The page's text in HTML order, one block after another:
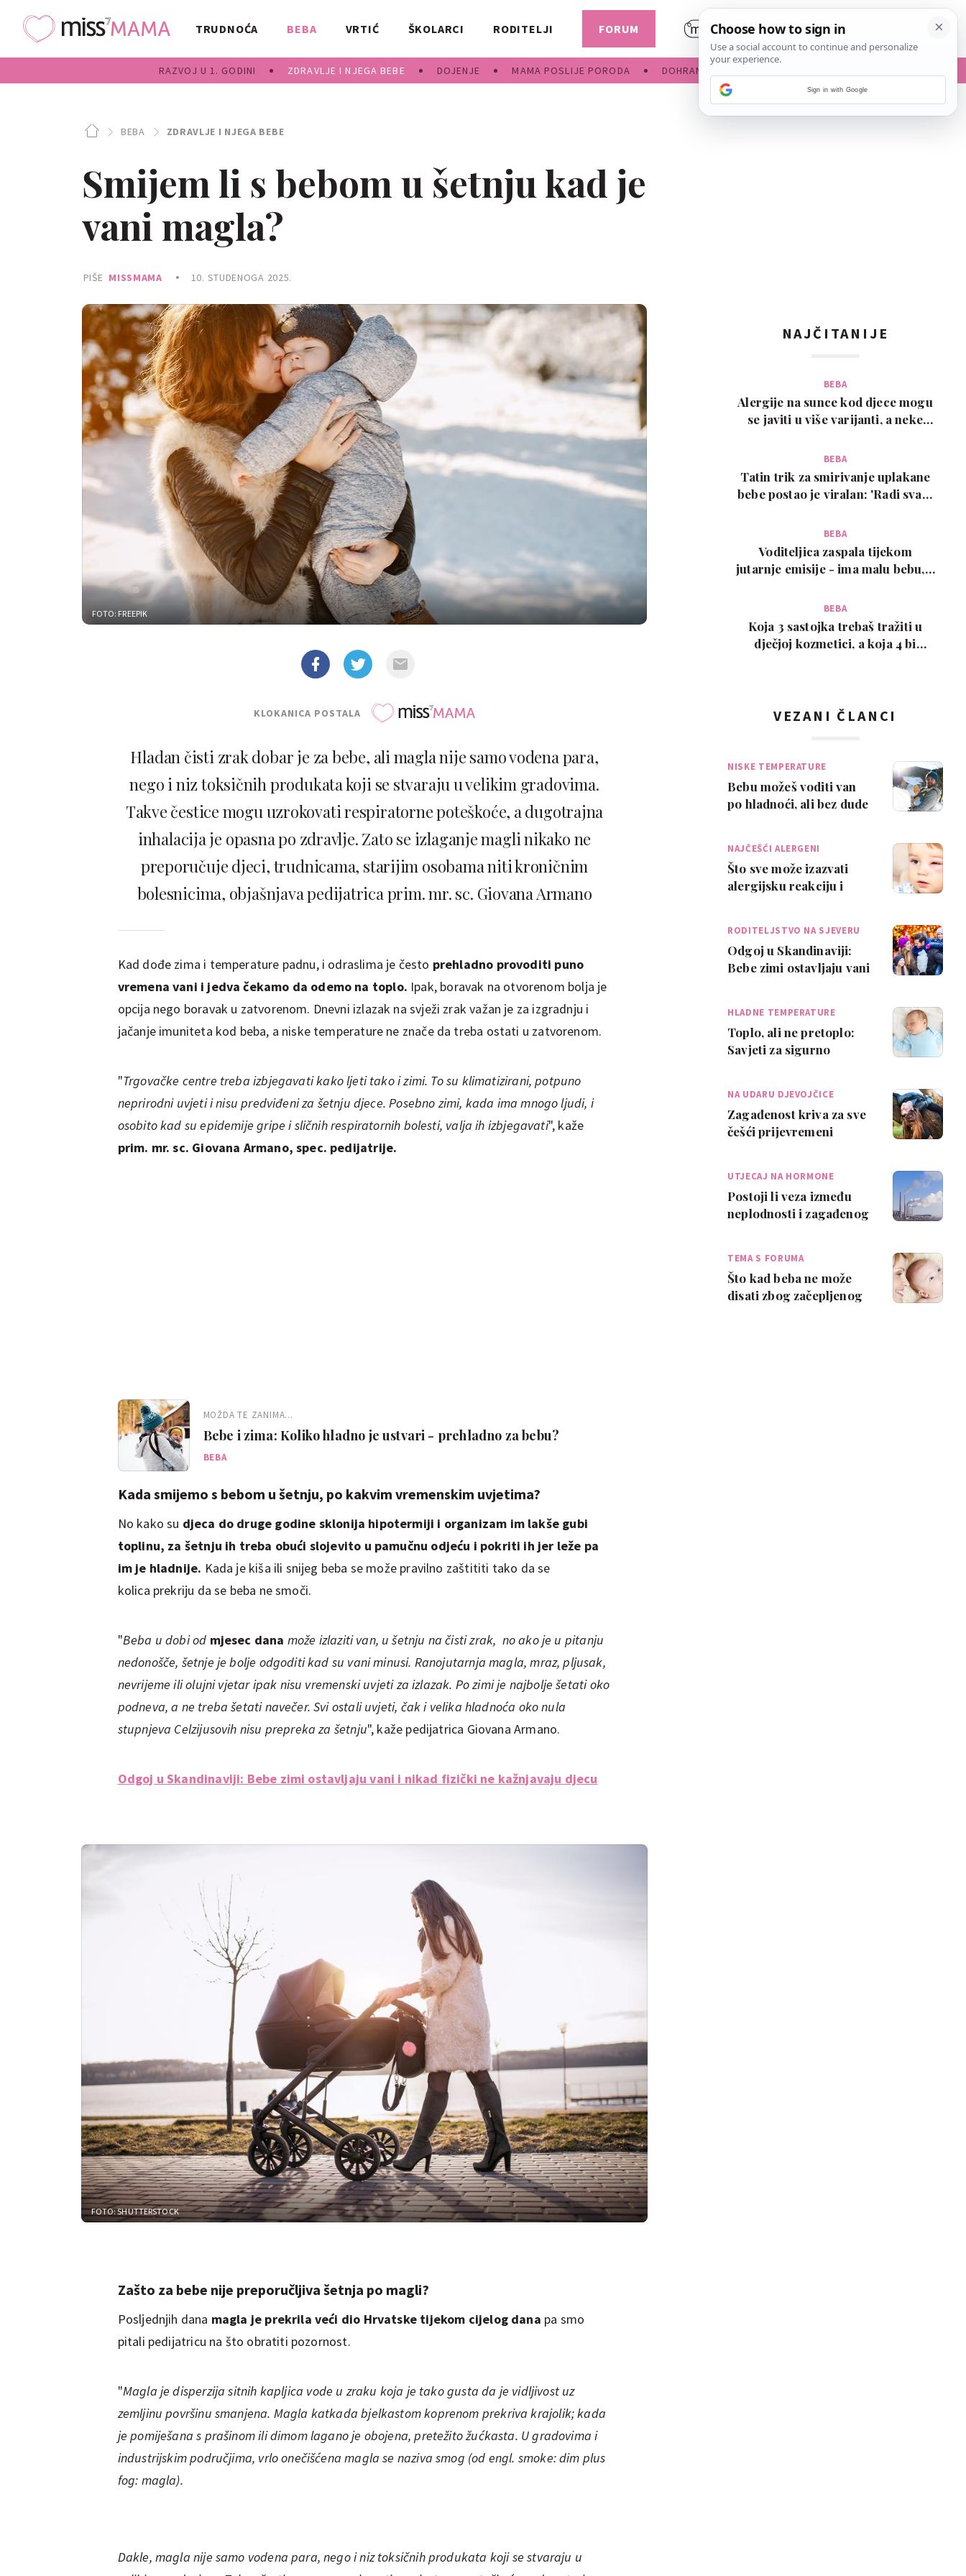
TRUDNOĆA BEBA
RAZVOJ U 1. GODINI ZDRAVLJE I NJEGA BEBE DOJENJE MAMA POSLIJE PORODA DOHRANA
VRTIĆ ŠKOLARCI RODITELJI FORUM
BEBA ZDRAVLJE I NJEGA BEBE
Smijem li s bebom u šetnju kad je
vani magla?
PIŠE MISSMAMA 10. STUDENOGA 2025.
FOTO: FREEPIK
KLOKANICA POSTALA
Hladan čisti zrak dobar je za bebe, ali magla nije samo vodena para,
nego i niz toksičnih produkata koji se stvaraju u velikim gradovima.
Takve čestice mogu uzrokovati respiratorne poteškoće, a dugotrajna
inhalacija je opasna po zdravlje. Zato se izlaganje magli nikako ne
preporučuje djeci, trudnicama, starijim osobama niti kroničnim
bolesnicima, objašnjava pedijatrica prim. mr. sc. Giovana Armano
Kad dođe zima i temperature padnu, i odraslima je često prehladno provoditi puno
vremena vani i jedva čekamo da odemo na toplo. Ipak, boravak na otvorenom bolja je
opcija nego boravak u zatvorenom. Dnevni izlazak na svježi zrak važan je za izgradnju i
jačanje imuniteta kod beba, a niske temperature ne znače da treba ostati u zatvorenom.
"Trgovačke centre treba izbjegavati kako ljeti tako i zimi. To su klimatizirani, potpuno
neprirodni uvjeti i nisu predviđeni za šetnju djece. Posebno zimi, kada ima mnogo ljudi, i
osobito kad su epidemije gripe i sličnih respiratornih bolesti, valja ih izbjegavati", kaže
prim. mr. sc. Giovana Armano, spec. pedijatrije.
MOŽDA TE ZANIMA...
Bebe i zima: Koliko hladno je ustvari - prehladno za bebu?
BEBA
Kada smijemo s bebom u šetnju, po kakvim vremenskim uvjetima?
No kako su djeca do druge godine sklonija hipotermiji i organizam im lakše gubi
toplinu, za šetnju ih treba obući slojevito u pamučnu odjeću i pokriti ih jer leže pa
im je hladnije. Kada je kiša ili snijeg beba se može pravilno zaštititi tako da se
kolica prekriju da se beba ne smoči.
"Beba u dobi od mjesec dana može izlaziti van, u šetnju na čisti zrak, no ako je u pitanju
nedonošče, šetnje je bolje odgoditi kad su vani minusi. Ranojutarnja magla, mraz, pljusak,
nevrijeme ili olujni vjetar ipak nisu vremenski uvjeti za izlazak. Po zimi je najbolje šetati oko
podneva, a ne treba šetati navečer. Svi ostali uvjeti, čak i velika hladnoća oko nula
stupnjeva Celzijusovih nisu prepreka za šetnju", kaže pedijatrica Giovana Armano.
Odgoj u Skandinaviji: Bebe zimi ostavljaju vani i nikad fizički ne kažnjavaju djecu
FOTO: SHUTTERSTOCK
Zašto za bebe nije preporučljiva šetnja po magli?
Posljednjih dana magla je prekrila veći dio Hrvatske tijekom cijelog dana pa smo
pitali pedijatricu na što obratiti pozornost.
"Magla je disperzija sitnih kapljica vode u zraku koja je tako gusta da je vidljivost uz
zemljinu površinu smanjena. Magla katkada bjelkastom koprenom prekriva krajolik; kada
je pomiješana s prašinom ili dimom lagano je obojena, pretežito žućkasta. U gradovima i
industrijskim područjima, vrlo onečišćena magla se naziva smog (od engl. smoke: dim plus
fog: magla).
Dakle, magla nije samo vodena para, nego i niz toksičnih produkata koji se stvaraju u
NAJČITANIJE
BEBA
Alergije na sunce kod djece mogu
se javiti u više varijanti, a neke
BEBA
Tatin trik za smirivanje uplakane
bebe postao je viralan: 'Radi svaki
BEBA
Voditeljica zaspala tijekom
jutarnje emisije - ima malu bebu, a
BEBA
Koja 3 sastojka trebaš tražiti u
dječjoj kozmetici, a koja 4 bi
VEZANI ČLANCI
NISKE TEMPERATURE
Bebu možeš voditi van
po hladnoći, ali bez dude
NAJČEŠĆI ALERGENI
Što sve može izazvati
alergijsku reakciju i
RODITELJSTVO NA SJEVERU
Odgoj u Skandinaviji:
Bebe zimi ostavljaju vani
HLADNE TEMPERATURE
Toplo, ali ne pretoplo:
Savjeti za sigurno
NA UDARU DJEVOJČICE
Zagađenost kriva za sve
češći prijevremeni
UTJECAJ NA HORMONE
Postoji li veza između
neplodnosti i zagađenog
TEMA S FORUMA
Što kad beba ne može
disati zbog začepljenog
Sign in with Google